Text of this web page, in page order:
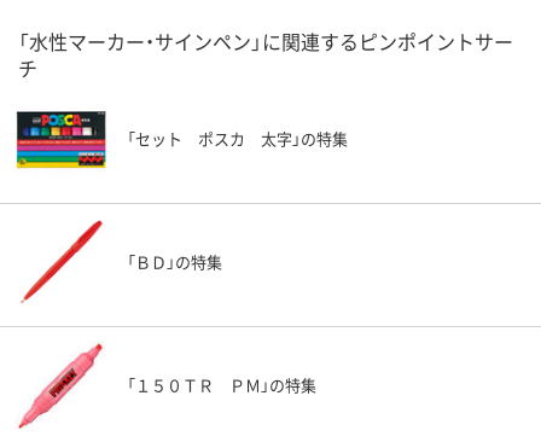
「水性マーカー・サインペン」に関連するピンポイントサー
チ
「セット ポスカ 太字」の特集
「ＢＤ」の特集
「１５０ＴＲ ＰＭ」の特集